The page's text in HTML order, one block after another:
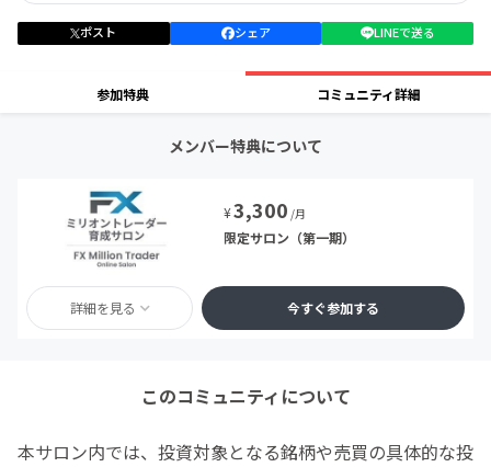
ポスト シェア LINEで送る
参加特典 コミュニティ詳細
メンバー特典について
¥3,300 /月
限定サロン（第一期）
詳細を見る 今すぐ参加する
このコミュニティについて
本サロン内では、投資対象となる銘柄や売買の具体的な投